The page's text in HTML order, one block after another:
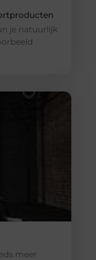
je natuurlijk
meer